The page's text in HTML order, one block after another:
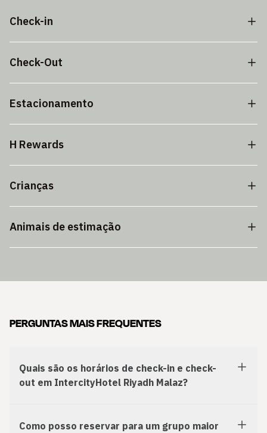
Check-in
Check-Out
Estacionamento
H Rewards
Crianças
Animais de estimação
PERGUNTAS MAIS FREQUENTES
Quais são os horários de check-in e check-
out em IntercityHotel Riyadh Malaz?
Como posso reservar para um grupo maior